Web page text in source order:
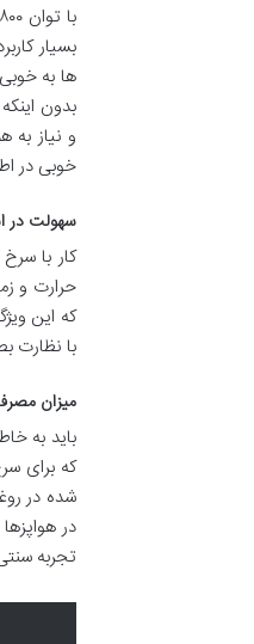
ها به
بدون
و نیاز به
خوبی در
سهولت در
حرارت و
که این
با نظارت
میزان
که برای
شده در
در
تجربه